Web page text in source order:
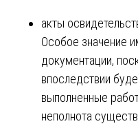
акты
Особое значение
документации,
впоследствии
выполненные
неполнота